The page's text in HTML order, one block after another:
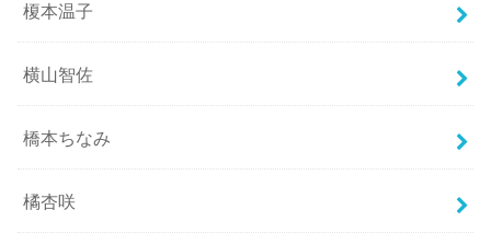
榎本温子
横山智佐
橋本ちなみ
橘杏咲